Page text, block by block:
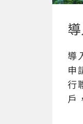
導
申
行
戶